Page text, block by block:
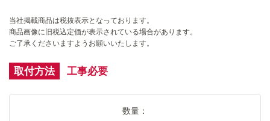
当社掲載商品は税抜表示となっております。
商品画像に旧税込定価が表示されている場合があります。
ご了承くださいますようお願いいたします。
取付方法 工事必要
数量：